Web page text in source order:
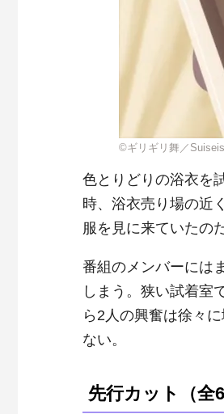
©ギリギリ舞／
色とりどりの浴衣を
時、浴衣売り場の近
服を見に来ていたのだ
番組のメンバーには
しまう。狭い試着室
ら2人の興奮は徐々
ない。
先行カット（全6